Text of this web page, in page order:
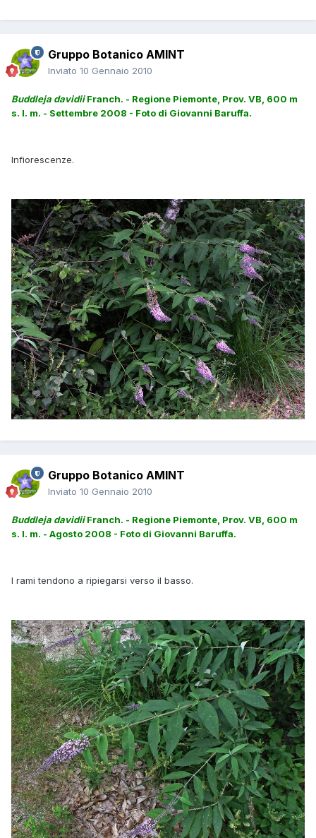
Gruppo Botanico AMINT
Inviato 10 Gennaio 2010
Buddleja davidiiFranch. - Regione Piemonte, Prov. VB, 600 m
s. l. m. - Settembre 2008 - Foto di Giovanni Baruffa.
Infiorescenze.
Gruppo Botanico AMINT
Inviato 10 Gennaio 2010
Buddleja davidiiFranch. - Regione Piemonte, Prov. VB, 600 m
s. l. m. - Agosto 2008 - Foto di Giovanni Baruffa.
I rami tendono a ripiegarsi verso il basso.